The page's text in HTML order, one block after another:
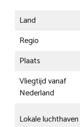
Land
Regio
Plaats
Vliegtijd vanaf
Nederland
Lokale luchthaven